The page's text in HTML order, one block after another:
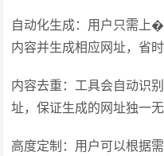
自动化生成：用户只需上�
内容并生成相应网址，省时
内容去重：工具会自动识
址，保证生成的网址独一无
高度定制：用户可以根据